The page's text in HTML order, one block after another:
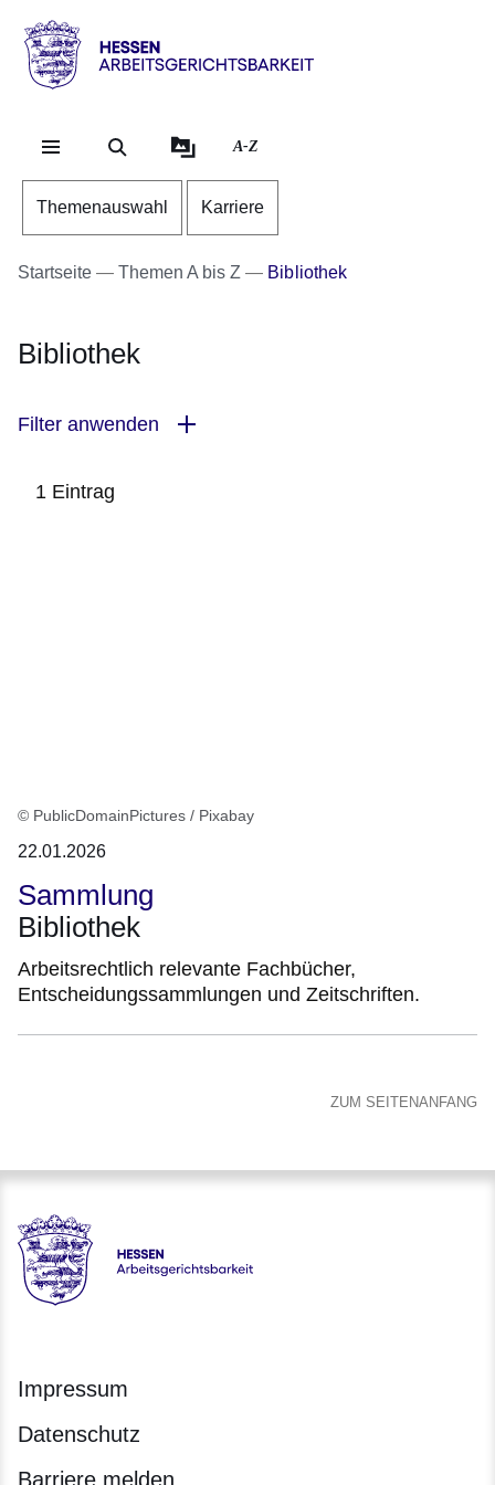
Direkt zum Kopf der
Direkt zum Inhalt
Direkt zum Fuß der
Hessen
ArbeitsgerichtsbarkeitA-Z
Themenauswahl Karriere
Startseite Themen A bis Z Bibliothek
Bibliothek
Filter anwenden
1 Eintrag
© PublicDomainPictures / Pixabay
22.01.2026
Sammlung
Bibliothek
Arbeitsrechtlich relevante Fachbücher,
Entscheidungssammlungen und Zeitschriften.
ZUM SEITENANFANG
Hessen - Arbeitsgerichtsbarkeit Hessen
Impressum
Datenschutz
Barriere melden